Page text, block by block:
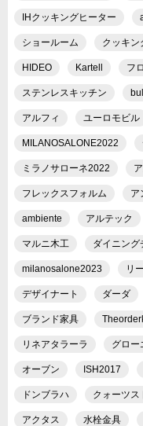
IHクッキングヒーター
ショールーム クッキン
HIDEO Kartell フ
ステンレスキッチン
アルフィ ユーロモビル
MILANOSALONE2022
ミラノサローネ2022
フレックスフォルム ア
ambiente アルテック
マルニ木工 ダイニング
milanosalone2023 リ
デザイナート ダーダ
ブランド家具
リネアタラーラ グロー
オーブン ISH2017
ドンブラハ クォーツス
アクタス 水栓金具